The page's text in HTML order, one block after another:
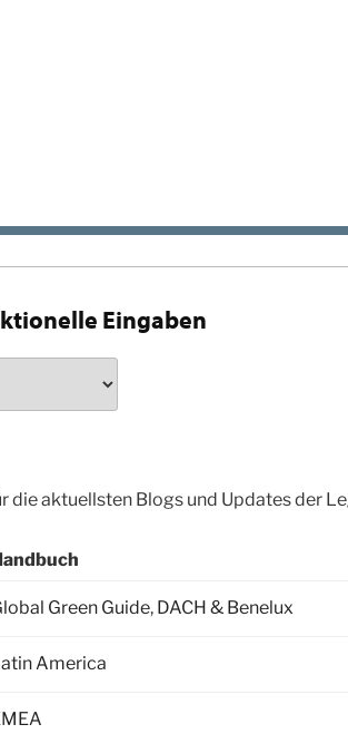
Eingaben
die aktuellsten Blogs und Updates der
Green Guide, DACH & Benelux
America